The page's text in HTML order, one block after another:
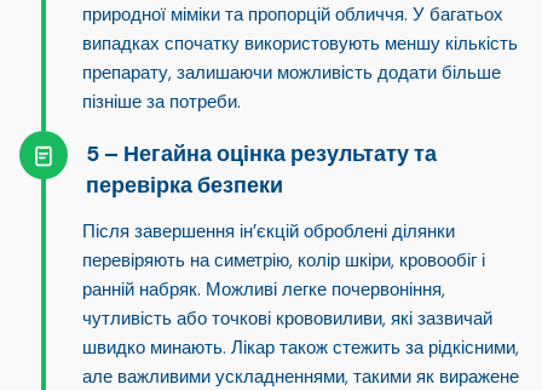
природної міміки та пропорцій обличчя. У багатьох
випадках спочатку використовують меншу кількість
препарату, залишаючи можливість додати більше
пізніше за потреби.
Негайна оцінка результату та
перевірка безпеки
Після завершення ін’єкцій оброблені ділянки
перевіряють на симетрію, колір шкіри, кровообіг і
ранній набряк. Можливі легке почервоніння,
чутливість або точкові крововиливи, які зазвичай
швидко минають. Лікар також стежить за рідкісними,
але важливими ускладненнями, такими як виражене